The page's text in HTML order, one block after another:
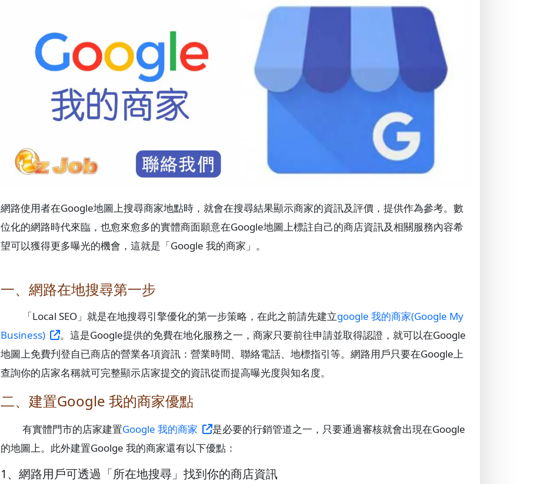
網路使用者在Google地圖上搜尋商家地點時，就會在搜尋結果顯示商家的資訊及評價，提供作為參考。數
位化的網路時代來臨，也愈來愈多的實體商面願意在Google地圖上標註自己的商店資訊及相關服務內容希
望可以獲得更多曝光的機會，這就是「Google 我的商家」。
一、網路在地搜尋第一步
「Local SEO」就是在地搜尋引擎優化的第一步策略，在此之前請先建立google 我的商家(Google My
Business)
。這是Google提供的免費在地化服務之一，商家只要前往申請並取得認證，就可以在Google
地圖上免費刋登自已商店的營業各項資訊：營業時間、聯絡電話、地標指引等。網路用戶只要在Google上
查詢你的店家名稱就可完整顯示店家提交的資訊從而提高曝光度與知名度。
二、建置Google 我的商家優點
有實體門市的店家建置Google 我的商家
是必要的行銷管道之一，只要通過審核就會出現在Google
的地圖上。此外建置Goolge 我的商家還有以下優點：
1、網路用戶可透過「所在地搜尋」找到你的商店資訊